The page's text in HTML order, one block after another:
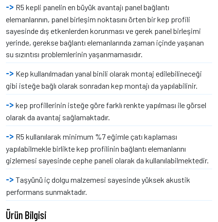
R5 kepli panelin en büyük avantajı panel bağlantı
elemanlarının, panel birleşim noktasını örten bir kep profili
sayesinde dış etkenlerden korunması ve gerek panel birleşimi
yerinde, gerekse bağlantı elemanlarında zaman içinde yaşanan
su sızıntısı problemlerinin yaşanmamasıdır.
Kep kullanılmadan yanal binili olarak montaj edilebilineceği
gibi isteğe bağlı olarak sonradan kep montajı da yapılabilinir.
kep profillerinin isteğe göre farklı renkte yapılması ile görsel
olarak da avantaj sağlamaktadır.
R5 kullanılarak minimum %7 eğimle çatı kaplaması
yapılabilmekle birlikte kep profilinin bağlantı elemanlarını
gizlemesi sayesinde cephe paneli olarak da kullanılabilmektedir.
Taşyünü iç dolgu malzemesi sayesinde yüksek akustik
performans sunmaktadır.
Ürün Bilgisi